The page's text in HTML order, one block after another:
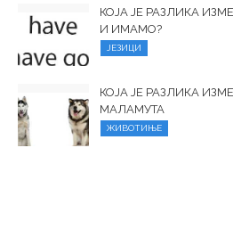
КОЈА ЈЕ РАЗЛИКА
И ИМАМО?
ЈЕЗИЦИ
КОЈА ЈЕ РАЗЛИКА
МАЛАМУТА
ЖИВОТИЊЕ